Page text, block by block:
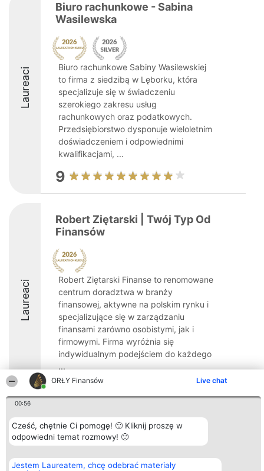
ORŁY Finansów Live chat
00:56
Cześć, chętnie Ci pomogę! 🙂 Kliknij proszę w
odpowiedni temat rozmowy! 🙂
Jestem Laureatem, chcę odebrać materiały
Laureaci
Biuro rachunkowe - Sabina
Wasilewska
Biuro rachunkowe Sabiny Wasilewskiej
to firma z siedzibą w Lęborku, która
specjalizuje się w świadczeniu
szerokiego zakresu usług
rachunkowych oraz podatkowych.
Przedsiębiorstwo dysponuje wieloletnim
doświadczeniem i odpowiednimi
kwalifikacjami, ...
9
Laureaci
Robert Ziętarski | Twój Typ Od
Finansów
Robert Ziętarski Finanse to renomowane
centrum doradztwa w branży
finansowej, aktywne na polskim rynku i
specjalizujące się w zarządzaniu
finansami zarówno osobistymi, jak i
firmowymi. Firma wyróżnia się
indywidualnym podejściem do każdego
...
8.7
Organizator plebiscytu
Bright Side Solutions sp. z o.
o. sp. k.
Wrocław 50-079
Plebiscyt
Laureaci
Lista
Laureatów
Kontakt